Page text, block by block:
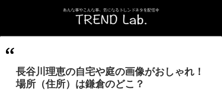
長谷川理恵の自宅や庭の画像がおしゃれ！
場所（住所）は鎌倉のどこ？